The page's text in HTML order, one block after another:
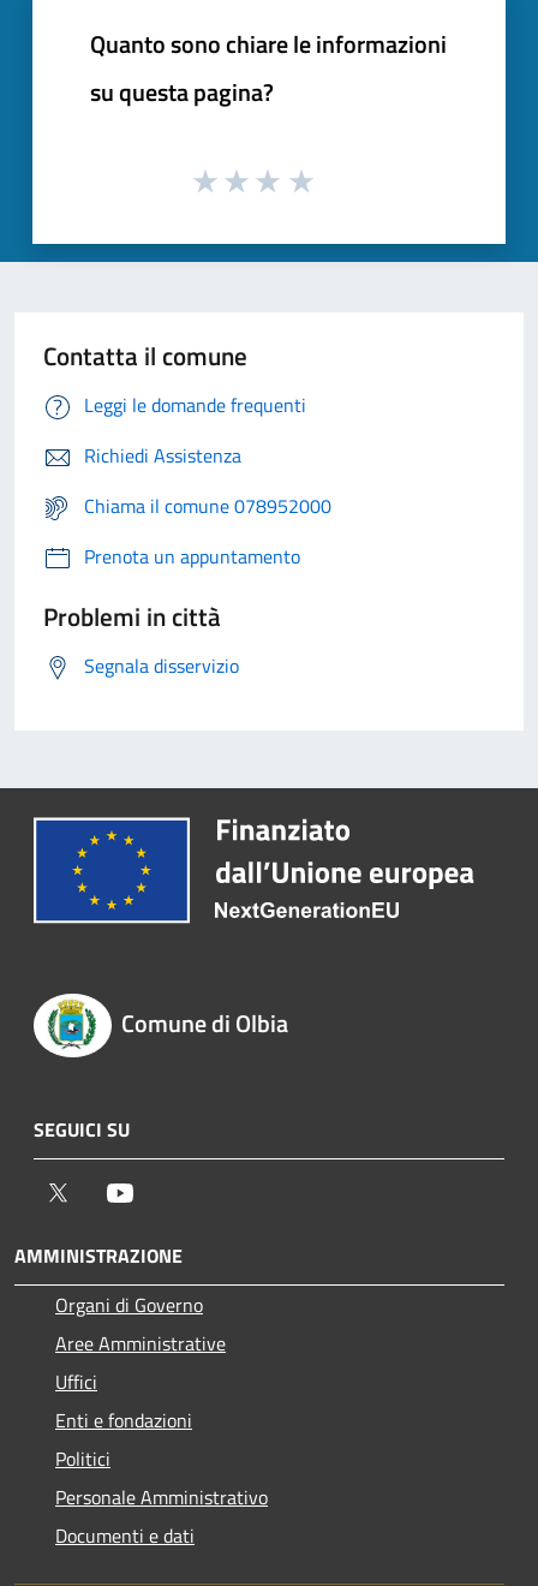
Quanto sono chiare le informazioni
su questa pagina?
Contatta il comune
Leggi le domande frequenti
Richiedi Assistenza
Chiama il comune 078952000
Prenota un appuntamento
Problemi in città
Segnala disservizio
Comune di Olbia
SEGUICI SU
Twitter
AMMINISTRAZIONE
Organi di Governo
Aree Amministrative
Uffici
Enti e fondazioni
Politici
Personale Amministrativo
Documenti e dati